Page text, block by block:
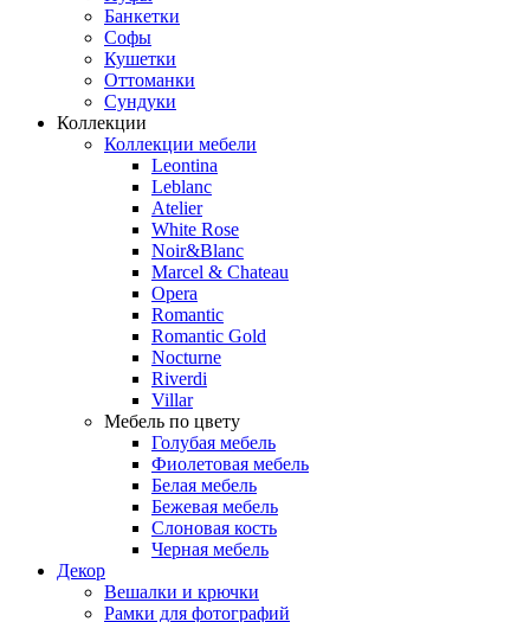
Банкетки
Софы
Кушетки
Оттоманки
Сундуки
Коллекции
Коллекции мебели
Leontina
Leblanc
Аtelier
White Rose
Noir&Blanc
Marcel & Chateau
Opera
Romantic
Romantic Gold
Nocturne
Riverdi
Villar
Мебель по цвету
Голубая мебель
Фиолетовая мебель
Белая мебель
Бежевая мебель
Слоновая кость
Черная мебель
Декор
Вешалки и крючки
Рамки для фотографий